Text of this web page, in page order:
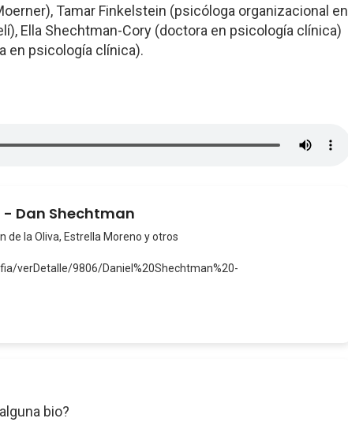
Tamar Finkelstein (psicóloga organizacional en
Ella Shechtman-Cory (doctora en psicología clínica)
en psicología clínica).
Dan Shechtman
de la Oliva, Estrella Moreno y otros
verDetalle/9806/Daniel%20Shechtman%20-
bio?